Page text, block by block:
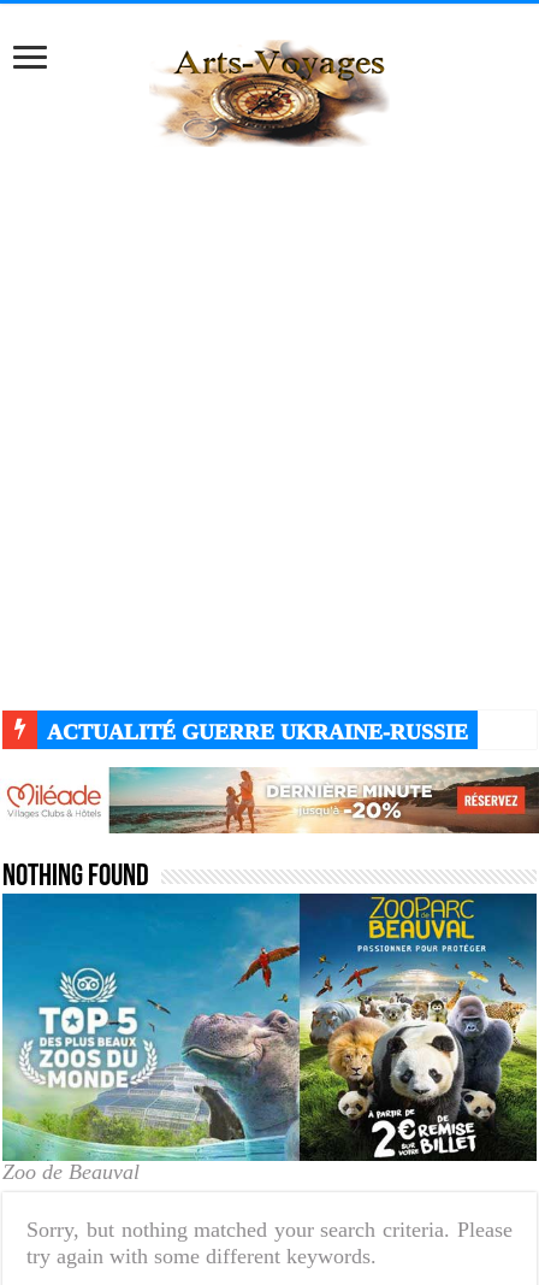
ACTUALITÉ GUERRE UKRAINE-RUSSIE
Nothing Found
Zoo de Beauval
Sorry, but nothing matched your search criteria. Please
try again with some different keywords.